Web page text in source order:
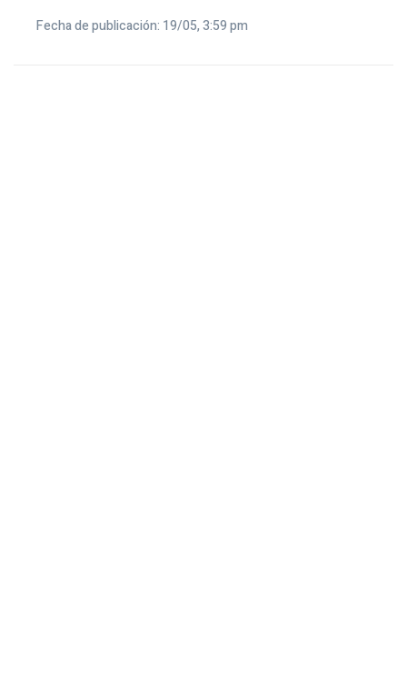
Fecha de publicación: 19/05, 3:59 pm